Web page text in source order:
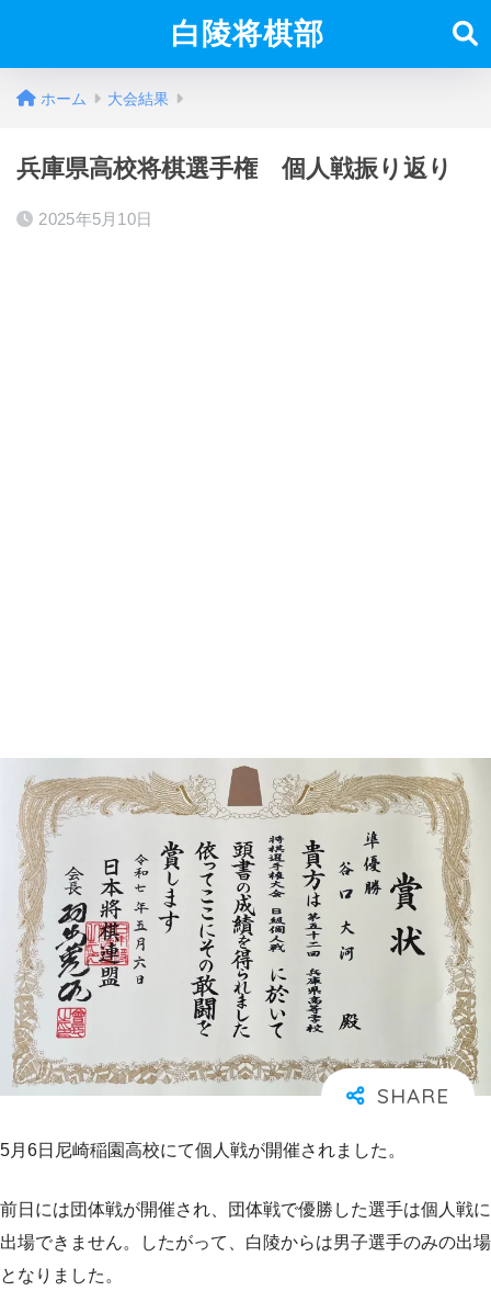
白陵将棋部
ホーム 大会結果
兵庫県高校将棋選手権 個人戦振り返り
2025年5月10日
5月6日尼崎稲園高校にて個人戦が開催されました。
前日には団体戦が開催され、団体戦で優勝した選手は個人戦に
出場できません。したがって、白陵からは男子選手のみの出場
となりました。